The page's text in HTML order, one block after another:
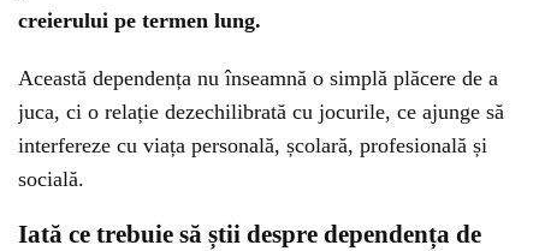
creierului pe termen lung.
Această dependența nu înseamnă o simplă plăcere de a
juca, ci o relație dezechilibrată cu jocurile, ce ajunge să
interfereze cu viața personală, școlară, profesională și
socială.
Iată ce trebuie să știi despre dependența de